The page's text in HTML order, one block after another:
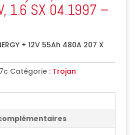
1.6 SX 04.1997 –
+ 12V 55Ah 480A 207 X
Catégorie : Trojan